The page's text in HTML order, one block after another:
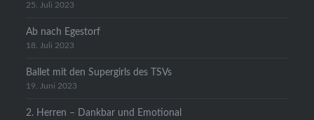
25. Juli 2023
Ab nach Egestorf
18. Juli 2023
Ballet mit den Supergirls des TSVs
19. Juni 2023
2. Herren – Dankbar und Emotional